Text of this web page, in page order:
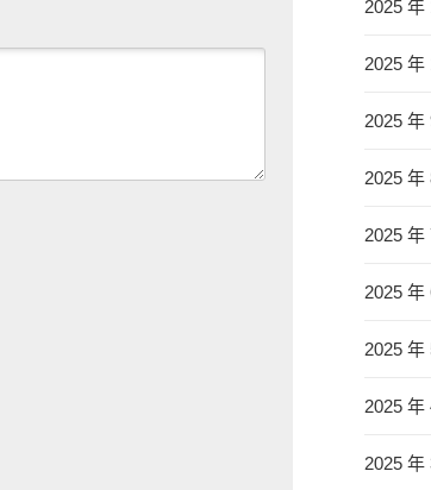
2025 年
2025 年
2025 年
2025 年
2025 年
2025 年
2025 年
2025 年
2025 年